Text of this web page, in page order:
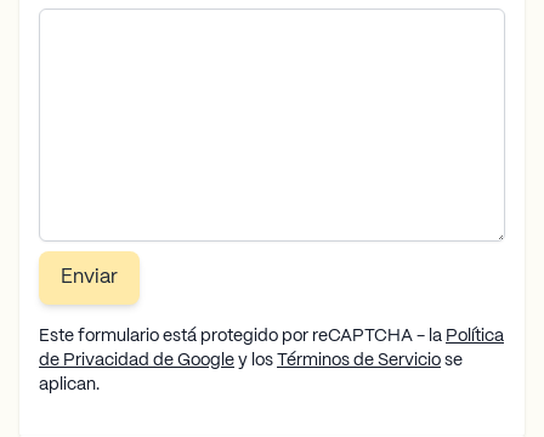
Enviar
Este formulario está protegido por reCAPTCHA - la Política
de Privacidad de Google y los Términos de Servicio se
aplican.